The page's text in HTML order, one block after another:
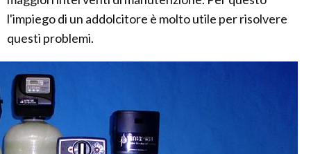
l'impiego di un addolcitore è molto utile per risolvere
questi problemi.